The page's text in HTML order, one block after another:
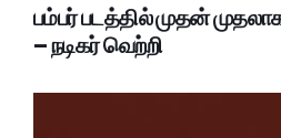
பம்பர் படத்தில் முதன்
– நடிகர் வெற்றி